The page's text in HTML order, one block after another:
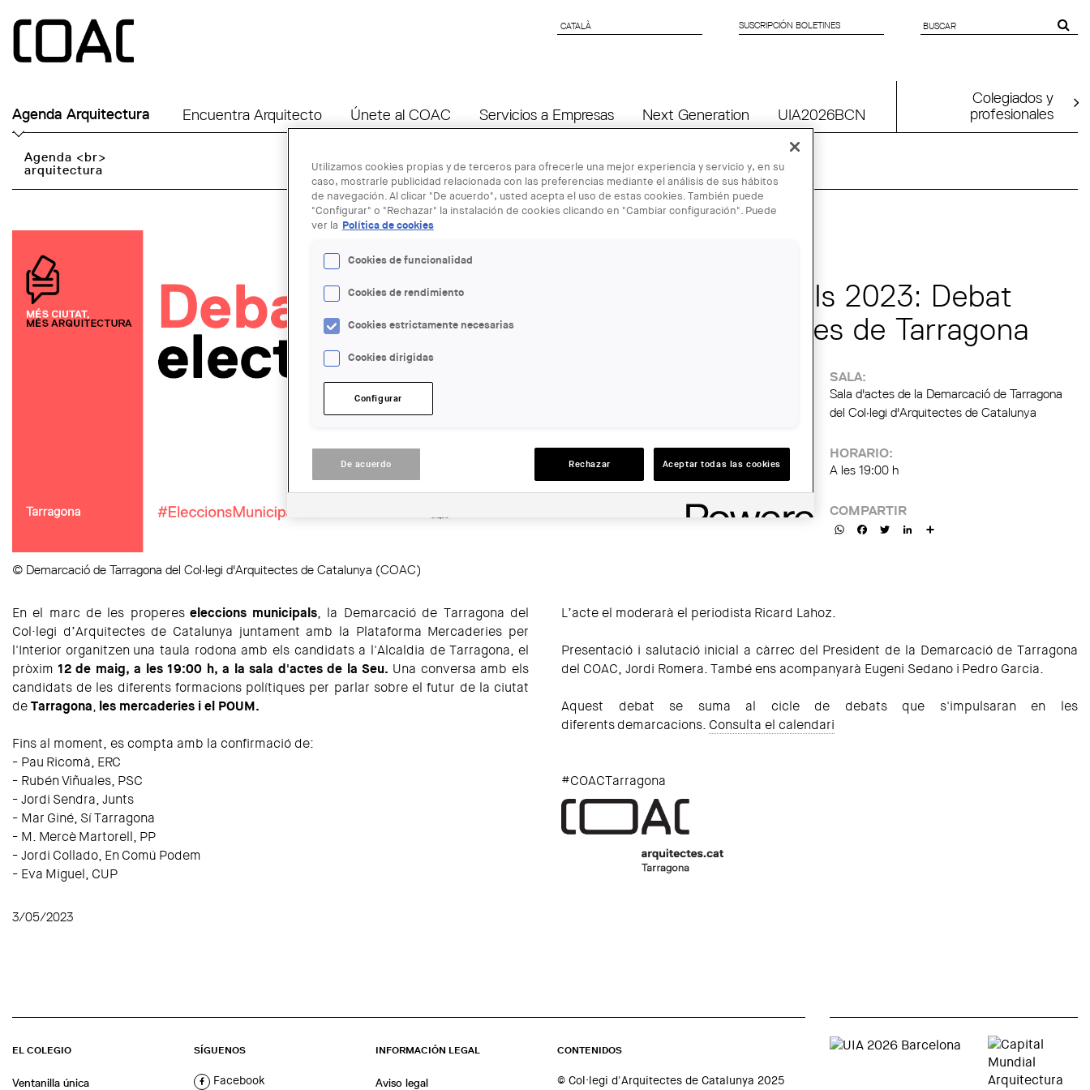
CATALÀ
CATALÀ SUSCRIPCIÓN BOLETINES
FORM
Agenda Arquitectura Encuentra Arquitecto Únete al COAC Servicios a Empresas Next Generation UIA2026BCN
Colegiados y
profesionales
Agenda <br>
arquitectura
© Demarcació de Tarragona del Col·legi d'Arquitectes de Catalunya (COAC)
Eleccions municipals 2023: Debat
amb les candidatures de Tarragona
Tarragona
ACCIONES
SALA:
Sala d'actes de la Demarcació de Tarragona
del Col·legi d'Arquitectes de Catalunya
HORARIO:
A les 19:00 h
COMPARTIR
WhatsAppFacebookTwitterLinkedIn
En el marc de les properes eleccions municipals, la Demarcació de Tarragona del
Col·legi d’Arquitectes de Catalunya juntament amb la Plataforma Mercaderies per
l'Interior organitzen una taula rodona amb els candidats a l'Alcaldia de Tarragona, el
pròxim 12 de maig, a les 19:00 h, a la sala d'actes de la Seu. Una conversa amb els
candidats de les diferents formacions polítiques per parlar sobre el futur de la ciutat
deTarragona, les mercaderies i el POUM.
Fins al moment, es compta amb la confirmació de:
- Pau Ricomà, ERC
- Rubén Viñuales, PSC
- Jordi Sendra, Junts
- Mar Giné, Sí Tarragona
- M. Mercè Martorell, PP
- Jordi Collado, En Comú Podem
- Eva Miguel, CUP
L’acte el moderarà el periodista Ricard Lahoz.
Presentació i salutació inicial a càrrec del President de la Demarcació de Tarragona
del COAC, Jordi Romera. També ens acompanyarà Eugeni Sedano i Pedro Garcia.
Aquest debat se suma al cicle de debats que s'impulsaran en les
diferents demarcacions. Consulta el calendari
#COACTarragona
3/05/2023
EL COLEGIO
Ventanilla única
SÍGUENOS
Facebook
INFORMACIÓN LEGAL
Aviso legal
CONTENIDOS
© Col·legi d'Arquitectes de Catalunya 2025
Utilizamos cookies propias y de terceros para ofrecerle una mejor experiencia y servicio y, en su
caso, mostrarle publicidad relacionada con las preferencias mediante el análisis de sus hábitos
de navegación. Al clicar "De acuerdo", usted acepta el uso de estas cookies. También puede
"Configurar" o "Rechazar" la instalación de cookies clicando en "Cambiar configuración". Puede
ver la Política de cookies
Cookies de funcionalidad
Cookies de rendimiento
Cookies estrictamente necesarias
Cookies dirigidas
Configurar
De acuerdo Rechazar Aceptar todas las cookies